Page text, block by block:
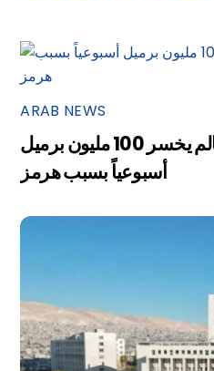
ARAB NEWS
رئيس “أرامكو”: العالم يخسر 100 مليون برميل
أسبوعياً بسبب هرمز